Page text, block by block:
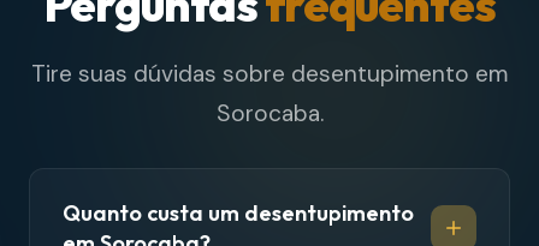
Tire suas dúvidas sobre desentupimento em
Sorocaba.
Quanto custa um desentupimento